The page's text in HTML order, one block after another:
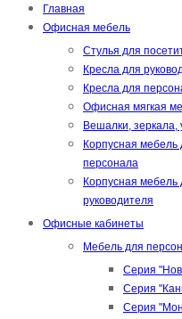
Главная
Офисная мебель
Стулья для
Кресла для
Кресла для
Офисная мягкая
Вешалки, зеркала,
Корпусная мебель
персонала
Корпусная мебель
руководителя
Офисные кабинеты
Мебель для
Серия
Серия
Серия